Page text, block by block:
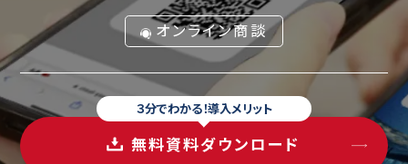
オンライン商談
無料資料ダウンロード
３分でわかる！導入メリット